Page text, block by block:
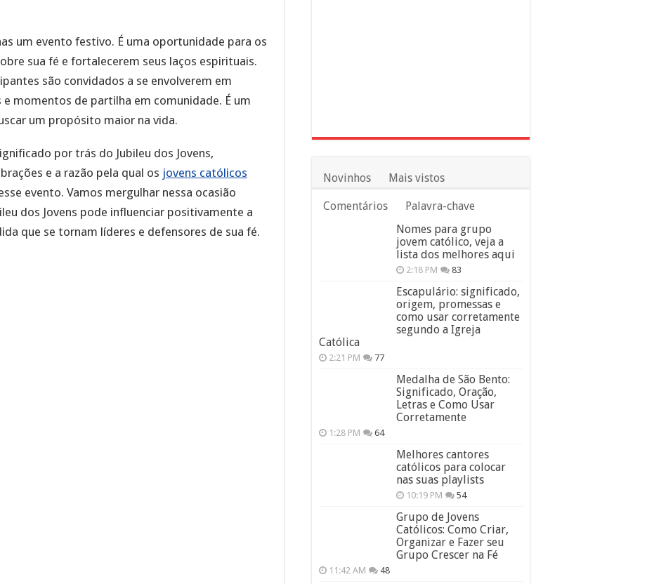
um evento festivo. É uma oportunidade para os
sua fé e fortalecerem seus laços espirituais.
são convidados a se envolverem em
momentos de partilha em comunidade. É um
um propósito maior na vida.
por trás do Jubileu dos Jovens,
e a razão pela qual os jovens católicos
evento. Vamos mergulhar nessa ocasião
dos Jovens pode influenciar positivamente a
que se tornam líderes e defensores de sua fé.
Novinhos Mais vistos
Comentários
Palavra-chave
Nomes para grupo
jovem católico, veja a
lista dos melhores aqui
2:18 PM 83
Escapulário: significado,
origem, promessas e
como usar corretamente
segundo a Igreja
Católica
2:21 PM 77
Medalha de São Bento:
Significado, Oração,
Letras e Como Usar
Corretamente
1:28 PM 64
Melhores cantores
católicos para colocar
nas suas playlists
10:19 PM 54
Grupo de Jovens
Católicos: Como Criar,
Organizar e Fazer seu
Grupo Crescer na Fé
11:42 AM 48